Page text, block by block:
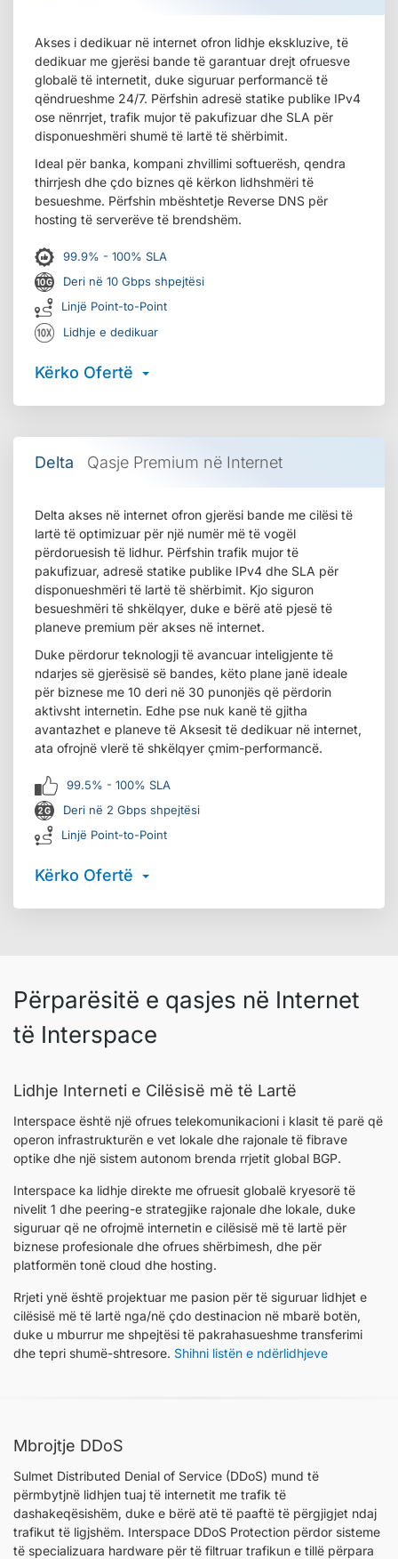
Akses i dedikuar në internet ofron lidhje ekskluzive, të
dedikuar me gjerësi bande të garantuar drejt ofruesve
globalë të internetit, duke siguruar performancë të
qëndrueshme 24/7. Përfshin adresë statike publike IPv4
ose nënrrjet, trafik mujor të pakufizuar dhe SLA për
disponueshmëri shumë të lartë të shërbimit.
Ideal për banka, kompani zhvillimi softuerësh, qendra
thirrjesh dhe çdo biznes që kërkon lidhshmëri të
besueshme. Përfshin mbështetje Reverse DNS për
hosting të serverëve të brendshëm.
99.9% - 100% SLA
Deri në 10 Gbps shpejtësi
Linjë Point-to-Point
Lidhje e dedikuar
Kërko Ofertë
Delta Qasje Premium në Internet
Delta akses në internet ofron gjerësi bande me cilësi të
lartë të optimizuar për një numër më të vogël
përdoruesish të lidhur. Përfshin trafik mujor të
pakufizuar, adresë statike publike IPv4 dhe SLA për
disponueshmëri të lartë të shërbimit. Kjo siguron
besueshmëri të shkëlqyer, duke e bërë atë pjesë të
planeve premium për akses në internet.
Duke përdorur teknologji të avancuar inteligjente të
ndarjes së gjerësisë së bandes, këto plane janë ideale
për biznese me 10 deri në 30 punonjës që përdorin
aktivsht internetin. Edhe pse nuk kanë të gjitha
avantazhet e planeve të Aksesit të dedikuar në internet,
ata ofrojnë vlerë të shkëlqyer çmim-performancë.
99.5% - 100% SLA
Deri në 2 Gbps shpejtësi
Linjë Point-to-Point
Kërko Ofertë
Përparësitë e qasjes në Internet
të Interspace
Lidhje Interneti e Cilësisë më të Lartë
Interspace është një ofrues telekomunikacioni i klasit të parë që
operon infrastrukturën e vet lokale dhe rajonale të fibrave
optike dhe një sistem autonom brenda rrjetit global BGP.
Interspace ka lidhje direkte me ofruesit globalë kryesorë të
nivelit 1 dhe peering-e strategjike rajonale dhe lokale, duke
siguruar që ne ofrojmë internetin e cilësisë më të lartë për
biznese profesionale dhe ofrues shërbimesh, dhe për
platformën tonë cloud dhe hosting.
Rrjeti ynë është projektuar me pasion për të siguruar lidhjet e
cilësisë më të lartë nga/në çdo destinacion në mbarë botën,
duke u mburrur me shpejtësi të pakrahasueshme transferimi
dhe tepri shumë-shtresore. Shihni listën e ndërlidhjeve
Mbrojtje DDoS
Sulmet Distributed Denial of Service (DDoS) mund të
përmbytjnë lidhjen tuaj të internetit me trafik të
dashakeqësishëm, duke e bërë atë të paaftë të përgjigjet ndaj
trafikut të ligjshëm. Interspace DDoS Protection përdor sisteme
të specializuara hardware për të filtruar trafikun e tillë përpara